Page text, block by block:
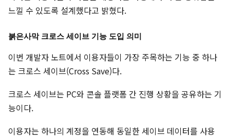
느낄 수 있도록 설계했다고 밝혔다.
붉은사막 크로스 세이브 기능 도입 의미
이번 개발자 노트에서 이용자들이 가장 주목하는 기능 중 하나
는 크로스 세이브(Cross Save)다.
크로스 세이브는 PC와 콘솔 플랫폼 간 진행 상황을 공유하는 기
능이다.
이용자는 하나의 계정을 연동해 동일한 세이브 데이터를 사용